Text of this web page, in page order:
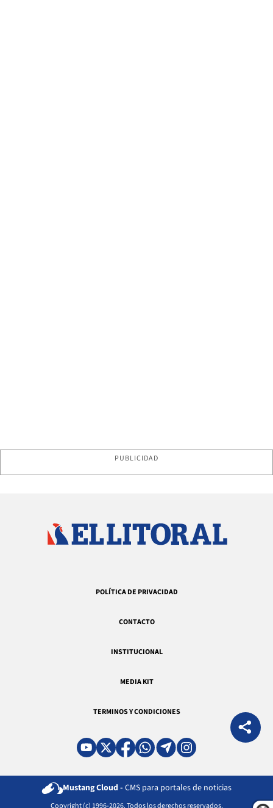
PUBLICIDAD
POLÍTICA DE PRIVACIDAD
CONTACTO
INSTITUCIONAL
MEDIA KIT
TERMINOS Y CONDICIONES
Mustang Cloud - CMS para portales de noticias